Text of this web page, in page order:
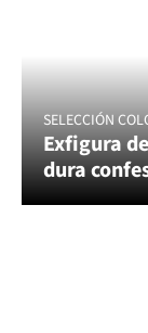
SELECCIÓN
Exfigura
dura